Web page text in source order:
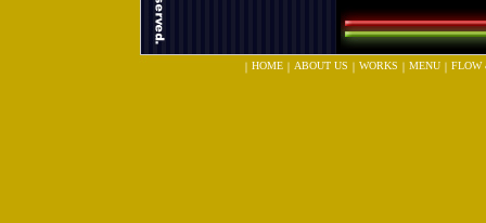
｜ HOME ｜ ABOUT US ｜ WORKS ｜ MENU ｜ FLOW